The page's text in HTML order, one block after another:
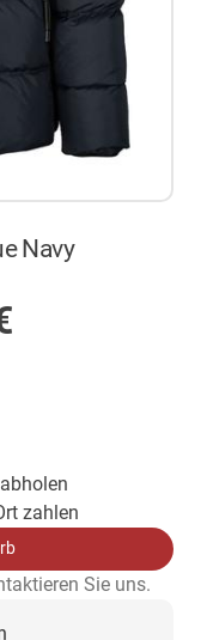
Navy
zahlen
Sie uns.